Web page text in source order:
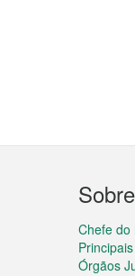
Menu
do
Chefe do
Órgãos